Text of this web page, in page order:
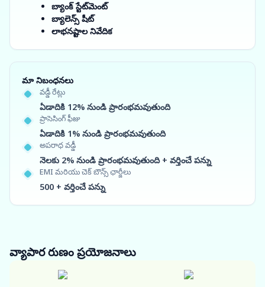
బ్యాంక్ స్టేట్‌మెంట్
బ్యాలెన్స్ షీట్
లాభనష్టాల నివేదిక
మా నిబంధనలు
వడ్డీ రేట్లు
ఏడాదికి 12% నుండి ప్రారంభమవుతుంది
ప్రాసెసింగ్ ఫీజు
ఏడాదికి 1% నుండి ప్రారంభమవుతుంది
అపరాధ వడ్డీ
నెలకు 2% నుండి ప్రారంభమవుతుంది + వర్తించే పన్ను
EMI మరియు చెక్ బౌన్స్ ఛార్జీలు
500 + వర్తించే పన్ను
వ్యాపార రుణంప్రయోజనాలు